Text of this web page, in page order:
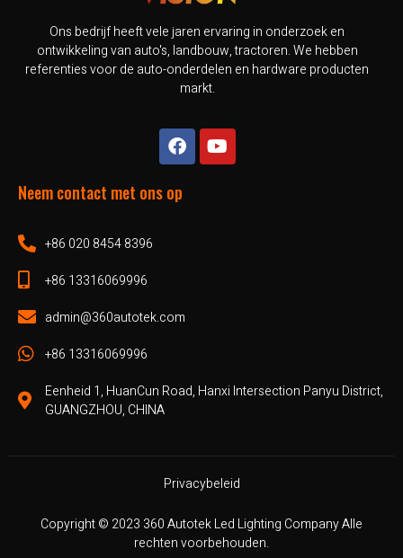
Ons bedrijf heeft vele jaren ervaring in onderzoek en
ontwikkeling van auto's, landbouw, tractoren. We hebben
referenties voor de auto-onderdelen en hardware producten
markt.
Neem contact met ons op
+86 020 8454 8396
+86 13316069996
admin@360autotek.com
+86 13316069996
Eenheid 1, HuanCun Road, Hanxi Intersection Panyu District,
GUANGZHOU, CHINA
Privacybeleid
Copyright © 2023 360 Autotek Led Lighting Company Alle
rechten voorbehouden.